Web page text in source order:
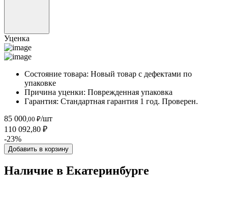
Уценка
Состояние товара: Новый товар с дефектами по
упаковке
Причина уценки: Поврежденная упаковка
Гарантия: Стандартная гарантия 1 год. Проверен.
85 000 ,00 ₽/шт
110 092,80 ₽
-23%
Добавить в корзину
Наличие в Екатеринбургe